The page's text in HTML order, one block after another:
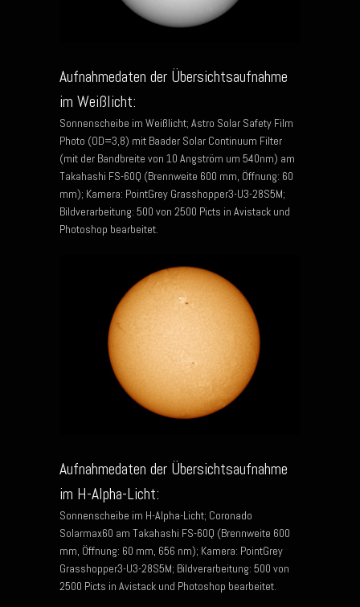
Aufnahmedaten der Übersichtsaufnahme
im Weißlicht:
Sonnenscheibe im Weißlicht; Astro Solar Safety Film
Photo (OD=3,8) mit Baader Solar Continuum Filter
(mit der Bandbreite von 10 Angström um 540nm) am
Takahashi FS-60Q (Brennweite 600 mm, Öffnung: 60
mm); Kamera: PointGrey Grasshopper3-U3-28S5M;
Bildverarbeitung: 500 von 2500 Picts in Avistack und
Photoshop bearbeitet.
Aufnahmedaten der Übersichtsaufnahme
im H-Alpha-Licht:
Sonnenscheibe im H-Alpha-Licht; Coronado
Solarmax60 am Takahashi FS-60Q (Brennweite 600
mm, Öffnung: 60 mm, 656 nm); Kamera: PointGrey
Grasshopper3-U3-28S5M; Bildverarbeitung: 500 von
2500 Picts in Avistack und Photoshop bearbeitet.